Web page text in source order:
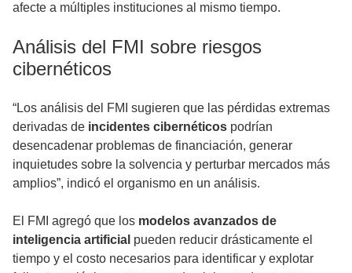
afecte a múltiples instituciones al mismo tiempo.
Análisis del FMI sobre riesgos
cibernéticos
“Los análisis del FMI sugieren que las pérdidas extremas
derivadas de incidentes cibernéticos podrían
desencadenar problemas de financiación, generar
inquietudes sobre la solvencia y perturbar mercados más
amplios”, indicó el organismo en un análisis.
El FMI agregó que los modelos avanzados de
inteligencia artificial pueden reducir drásticamente el
tiempo y el costo necesarios para identificar y explotar